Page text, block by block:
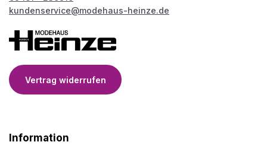
kundenservice@modehaus-heinze.de
Vertrag widerrufen
Information